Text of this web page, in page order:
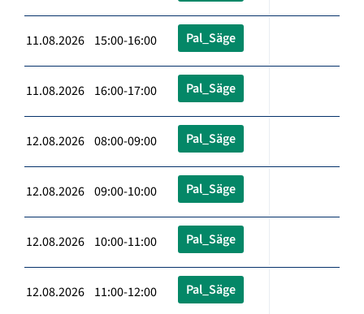
11.08.2026 15:00-16:00 Pal_Säge
11.08.2026 16:00-17:00 Pal_Säge
12.08.2026 08:00-09:00 Pal_Säge
12.08.2026 09:00-10:00 Pal_Säge
12.08.2026 10:00-11:00 Pal_Säge
12.08.2026 11:00-12:00 Pal_Säge